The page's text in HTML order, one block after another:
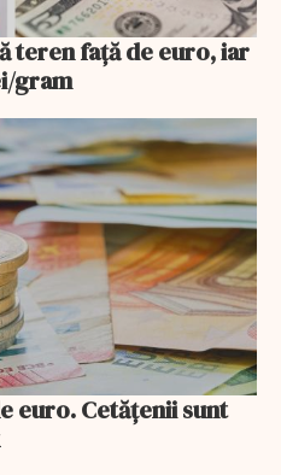
teren faţă de euro, iar
gram
euro. Cetățenii sunt